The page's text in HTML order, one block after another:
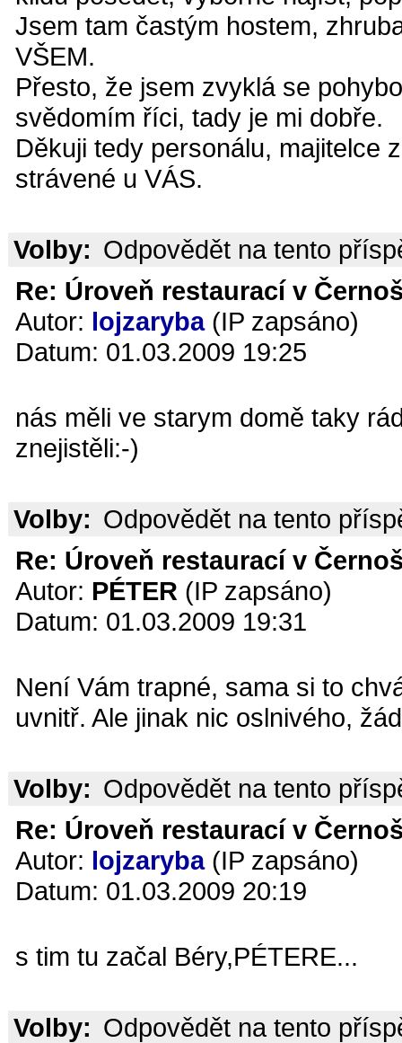
Jsem tam častým hostem,
VŠEM.
Přesto, že jsem zvyklá se
svědomím říci, tady je mi dobře.
Děkuji tedy personálu, majitelce
strávené u VÁS.
Volby: Odpovědět na tento
Re: Úroveň restaurací v
Autor: lojzaryba(IP zapsáno)
Datum: 01.03.2009 19:25
nás měli ve starym domě taky
znejistěli:-)
Volby: Odpovědět na tento
Re: Úroveň restaurací v
Autor: PÉTER (IP zapsáno)
Datum: 01.03.2009 19:31
Není Vám trapné, sama si to
uvnitř. Ale jinak nic oslnivého,
Volby: Odpovědět na tento
Re: Úroveň restaurací v
Autor: lojzaryba(IP zapsáno)
Datum: 01.03.2009 20:19
s tim tu začal Béry,PÉTERE...
Volby: Odpovědět na tento